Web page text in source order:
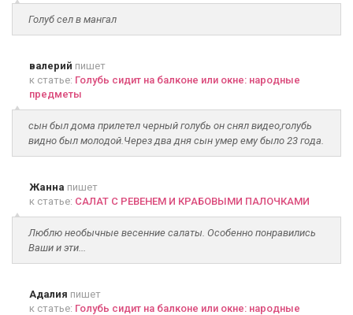
Голуб сел в мангал
валерий пишет
к статье: Голубь сидит на балконе или окне: народные
предметы
сын был дома прилетел черный голубь он снял видео,голубь
видно был молодой.Через два дня сын умер ему было 23 года.
Жанна пишет
к статье: САЛАТ С РЕВЕНЕМ И КРАБОВЫМИ ПАЛОЧКАМИ
Люблю необычные весенние салаты. Особенно понравились
Ваши и эти...
Адалия пишет
к статье: Голубь сидит на балконе или окне: народные